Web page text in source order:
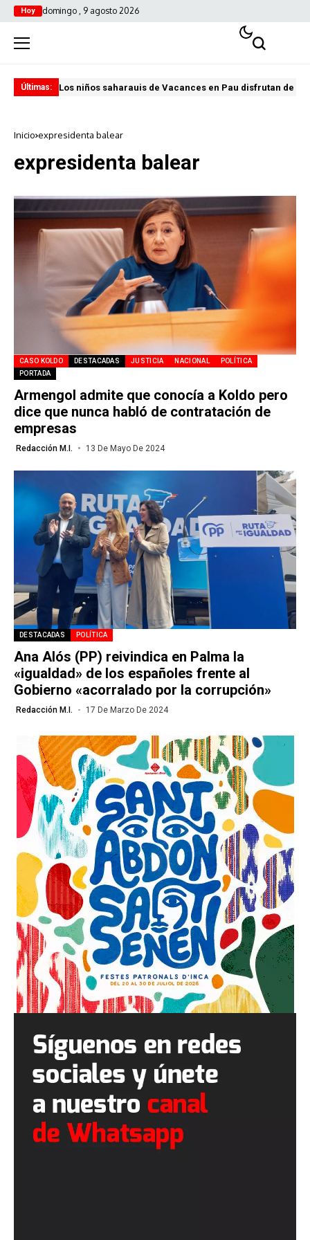
Hoy domingo , 9 agosto 2026
Últimas: Los niños saharauis de Vacances en Pau disfrutan de
Inicio expresidenta balear
expresidenta balear
CASO KOLDO DESTACADAS JUSTICIA NACIONAL
POLÍTICA
PORTADA
Armengol admite que conocía a Koldo pero
dice que nunca habló de contratación de
empresas
Redacción M.I. 13 De Mayo De 2024
DESTACADAS POLÍTICA
Ana Alós (PP) reivindica en Palma la
«igualdad» de los españoles frente al
Gobierno «acorralado por la corrupción»
Redacción M.I. 17 De Marzo De 2024